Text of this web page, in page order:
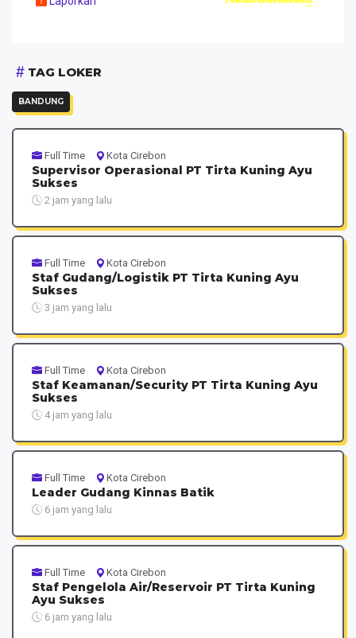
TAG LOKER
BANDUNG
Full Time Kota Cirebon
Supervisor Operasional PT Tirta Kuning Ayu
Sukses
2 jam yang lalu
Full Time Kota Cirebon
Staf Gudang/Logistik PT Tirta Kuning Ayu
Sukses
3 jam yang lalu
Full Time Kota Cirebon
Staf Keamanan/Security PT Tirta Kuning Ayu
Sukses
4 jam yang lalu
Full Time Kota Cirebon
Leader Gudang Kinnas Batik
6 jam yang lalu
Full Time Kota Cirebon
Staf Pengelola Air/Reservoir PT Tirta Kuning
Ayu Sukses
6 jam yang lalu